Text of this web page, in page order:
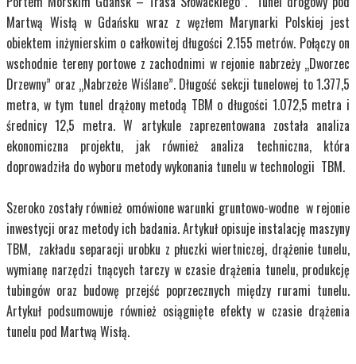
Martwą Wisłą w Gdańsku wraz z węzłem Marynarki Polskiej jest
obiektem inżynierskim o całkowitej długości 2.155 metrów. Połączy on
wschodnie tereny portowe z zachodnimi w rejonie nabrzeży „Dworzec
Drzewny” oraz „Nabrzeże Wiślane”. Długość sekcji tunelowej to 1.377,5
metra, w tym tunel drążony metodą TBM o długości 1.072,5 metra i
średnicy 12,5 metra. W artykule zaprezentowana została analiza
ekonomiczna projektu, jak również analiza techniczna, która
doprowadziła do wyboru metody wykonania tunelu w technologii TBM.
Szeroko zostały również omówione warunki gruntowo-wodne w rejonie
inwestycji oraz metody ich badania. Artykuł opisuje instalację maszyny
TBM, zakładu separacji urobku z płuczki wiertniczej, drążenie tunelu,
wymianę narzędzi tnących tarczy w czasie drążenia tunelu, produkcję
tubingów oraz budowę przejść poprzecznych między rurami tunelu.
Artykuł podsumowuje również osiągnięte efekty w czasie drążenia
tunelu pod Martwą Wisłą.